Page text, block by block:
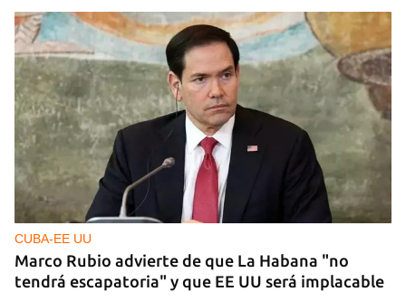
CUBA-EE UU
Marco Rubio advierte de que La Habana "no
tendrá escapatoria" y que EE UU será implacable